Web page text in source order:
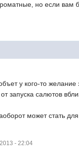
но если вам
у кого-то желание
от запуска салютов
может стать
- 22:04